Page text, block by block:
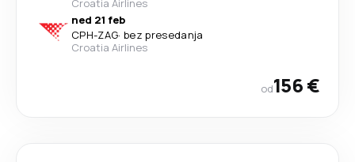
Croatia Airlines
ned 21 feb
CPH-ZAG· bez presedanja
Croatia Airlines
od156 €